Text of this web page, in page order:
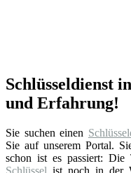
Schlüsseldienst
und Erfahrung!
Sie suchen einen
Sie auf unserem Portal.
schon ist es passiert:
Schlüssel ist noch in der